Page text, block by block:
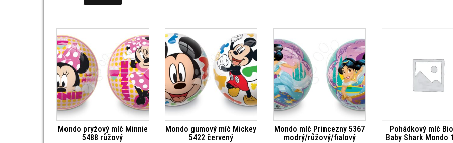
Mondo pryžový míč Minnie
5488 růžový
Mondo gumový míč Mickey
5422 červený
Mondo míč Princezny 5367
modrý/růžový/fialový
Pohádkový míč
Baby Shark Mondo